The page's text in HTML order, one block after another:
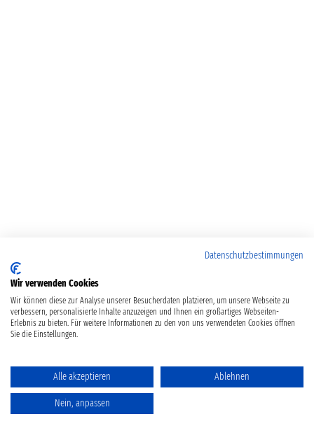
Datenschutzbestimmungen
Wir verwenden Cookies
Wir können diese zur Analyse unserer Besucherdaten platzieren, um unsere Webseite zu
verbessern, personalisierte Inhalte anzuzeigen und Ihnen ein großartiges Webseiten-
Erlebnis zu bieten. Für weitere Informationen zu den von uns verwendeten Cookies öffnen
Sie die Einstellungen.
Alle akzeptieren Ablehnen
Nein, anpassen